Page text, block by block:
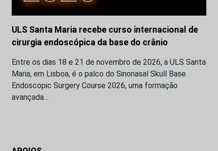
ULS Santa Maria recebe curso internacional de
cirurgia endoscópica da base do crânio
Entre os dias 18 e 21 de novembro de 2026, a ULS Santa
Maria, em Lisboa, é o palco do Sinonasal Skull Base
Endoscopic Surgery Course 2026, uma formação
avançada…